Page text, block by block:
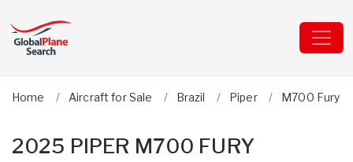
Home Aircraft for Sale Brazil Piper M700 Fury
2025 PIPER M700 FURY